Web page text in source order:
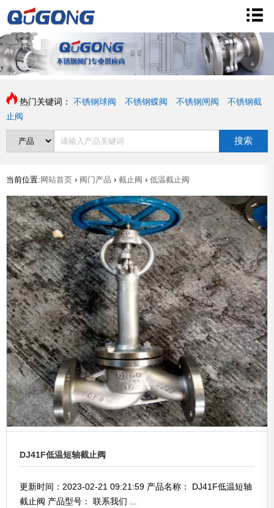
热门关键词： 不锈钢球阀 不锈钢蝶阀 不锈钢闸阀
不锈钢截
止阀
搜索
当前位置: 网站首页 › 阀门产品 › 截止阀 › 低温截止阀
DJ41F低温短轴截止阀
更新时间：2023-02-21 09:21:59 产品名称： DJ41F低温短轴
截止阀 产品型号： 联系我们 ...